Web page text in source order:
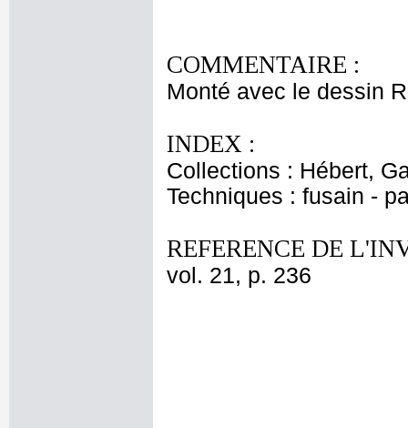
COMMENTAIRE :
Monté avec le dessin
INDEX :
Collections : Hébert,
Techniques : fusain -
REFERENCE DE
vol. 21, p. 236